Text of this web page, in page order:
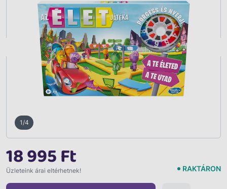
Vissza
1/4
18 995 Ft
Üzleteink árai eltérhetnek! RAKTÁRON